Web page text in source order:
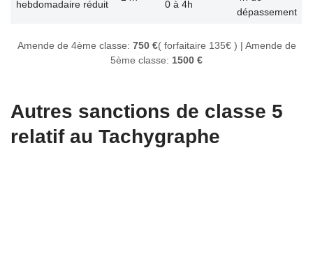
hebdomadaire réduit
0 à 4h
dépassement
Amende de 4ème classe: 750 €( forfaitaire 135€ ) | Amende de
5ème classe: 1500 €
Autres sanctions de classe 5
relatif au Tachygraphe